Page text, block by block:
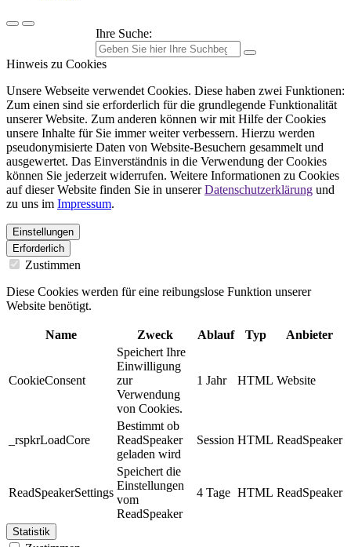
Ihre Suche:
Hinweis zu Cookies
Unsere Webseite verwendet Cookies. Diese haben zwei Funktionen:
Zum einen sind sie erforderlich für die grundlegende Funktionalität
unserer Website. Zum anderen können wir mit Hilfe der Cookies
unsere Inhalte für Sie immer weiter verbessern. Hierzu werden
pseudonymisierte Daten von Website-Besuchern gesammelt und
ausgewertet. Das Einverständnis in die Verwendung der Cookies
können Sie jederzeit widerrufen. Weitere Informationen zu Cookies
auf dieser Website finden Sie in unsererDatenschutzerklärung und
zu uns im Impressum.
Einstellungen
Erforderlich
Zustimmen
Diese Cookies werden für eine reibungslose Funktion unserer
Website benötigt.
Name Zweck Ablauf Typ Anbieter
CookieConsent
Speichert Ihre
Einwilligung
zur
Verwendung
von Cookies.
1 Jahr HTML Website
_rspkrLoadCore
Bestimmt ob
ReadSpeaker
geladen wird
Session HTML ReadSpeaker
ReadSpeakerSettings
Speichert die
Einstellungen
vom
ReadSpeaker
4 Tage HTML ReadSpeaker
Statistik